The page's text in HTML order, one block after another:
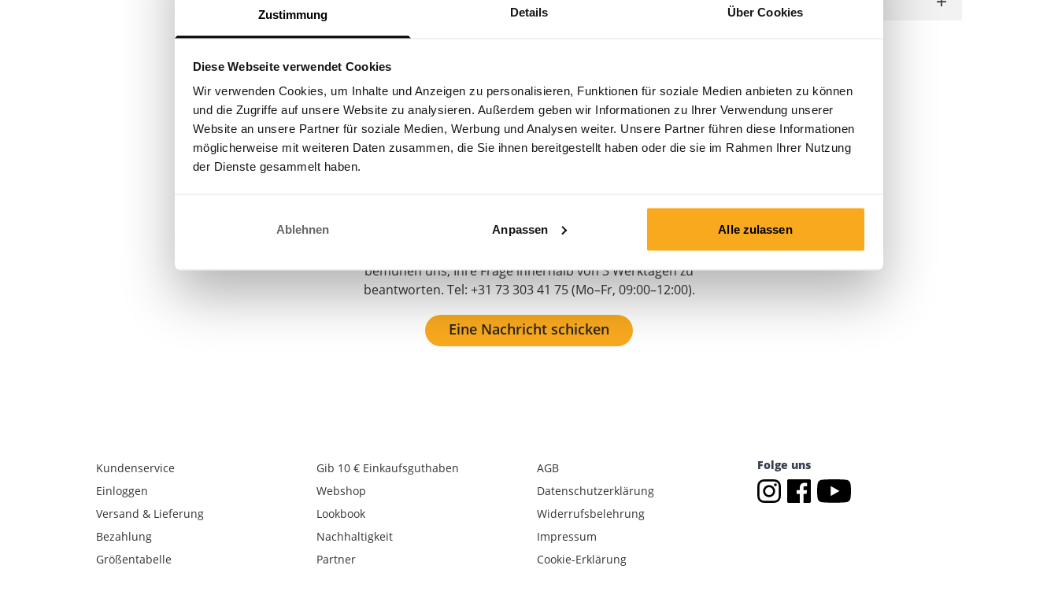
Zustimmung Details Über Cookies
Diese Webseite verwendet Cookies
Wir verwenden Cookies, um Inhalte und Anzeigen zu personalisieren, Funktionen für soziale Medien anbieten zu können
und die Zugriffe auf unsere Website zu analysieren. Außerdem geben wir Informationen zu Ihrer Verwendung unserer
Website an unsere Partner für soziale Medien, Werbung und Analysen weiter. Unsere Partner führen diese Informationen
möglicherweise mit weiteren Daten zusammen, die Sie ihnen bereitgestellt haben oder die sie im Rahmen Ihrer Nutzung
der Dienste gesammelt haben.
Ablehnen Anpassen Alle zulassen
Nimm Kontakt auf
Sie auf „Kontakt aufnehmen“, wählen Sie Ihre Art der
Mitgliedschaft aus und stellen Sie Ihre Frage. Sie
erreichen uns auch unter hello-de@onthatass.com. Wir
bemühen uns, Ihre Frage innerhalb von 3 Werktagen zu
beantworten. Tel: +31 73 303 41 75 (Mo–Fr, 09:00–12:00).
Eine Nachricht schicken
Kundenservice
Einloggen
Versand & Lieferung
Bezahlung
Größentabelle
Gib 10 € Einkaufsguthaben
Webshop
Lookbook
Nachhaltigkeit
Partner
AGB
Datenschutzerklärung
Widerrufsbelehrung
Impressum
Cookie-Erklärung
Folge uns